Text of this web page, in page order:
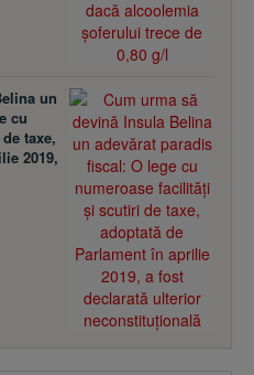
un
cu
taxe,
2019,